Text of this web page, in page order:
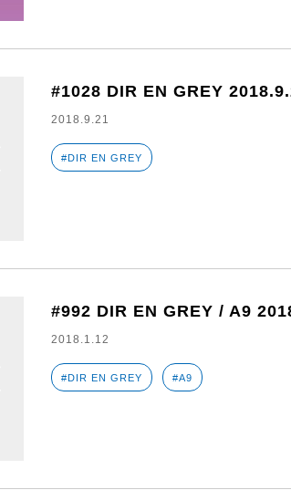
#1028 DIR EN GREY
2018.9.21
#DIR EN GREY
#992 DIR EN GREY / A9
2018.1.12
#DIR EN GREY #A9